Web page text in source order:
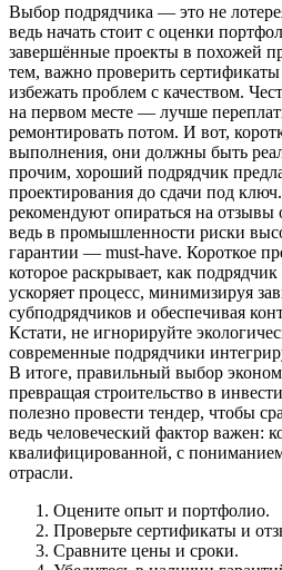
Выбор подрядчика — это не
ведь начать стоит с оценки
завершённые проекты в похожей
тем, важно проверить
избежать проблем с качеством.
на первом месте — лучше
ремонтировать потом. И вот,
выполнения, они должны быть
прочим, хороший подрядчик
проектирования до сдачи под
рекомендуют опираться на
ведь в промышленности риски
гарантии — must-have. Короткое
которое раскрывает, как
ускоряет процесс, минимизируя
субподрядчиков и обеспечивая
Кстати, не игнорируйте
современные подрядчики
В итоге, правильный выбор
превращая строительство в
полезно провести тендер, чтобы
ведь человеческий фактор важен:
квалифицированной, с
отрасли.
Оцените опыт и портфолио.
Проверьте сертификаты и
Сравните цены и сроки.